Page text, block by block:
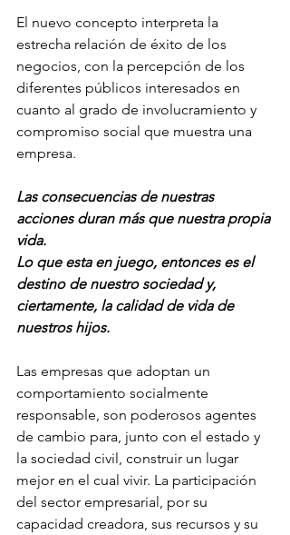
El nuevo concepto interpreta la
estrecha relación de éxito de los
negocios, con la percepción de los
diferentes públicos interesados en
cuanto al grado de involucramiento y
compromiso social que muestra una
empresa.
Las consecuencias de nuestras
acciones duran más que nuestra propia
vida.
Lo que esta en juego, entonces es el
destino de nuestro sociedad y,
ciertamente, la calidad de vida de
nuestros hijos.
Las empresas que adoptan un
comportamiento socialmente
responsable, son poderosos agentes
de cambio para, junto con el estado y
la sociedad civil, construir un lugar
mejor en el cual vivir. La participación
del sector empresarial, por su
capacidad creadora, sus recursos y su